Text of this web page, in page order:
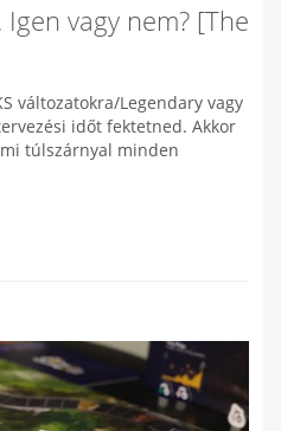
vagy nem? [The
változatokra/Legendary vagy
időt fektetned. Akkor
túlszárnyal minden